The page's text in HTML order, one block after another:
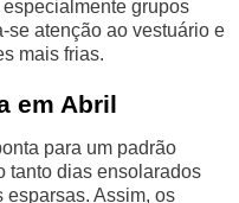
grupos
se atenção ao vestuário e
mais frias.
em Abril
para um padrão
tanto dias ensolarados
Assim, os